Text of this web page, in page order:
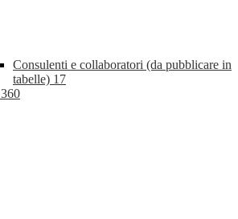
Consulenti e collaboratori (da pubblicare in
tabelle) 17
360